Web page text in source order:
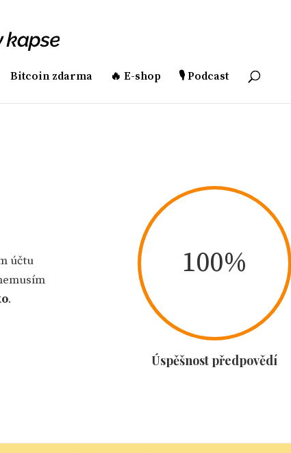
Bitcoin zdarma 🔥 E-shop 🎙️ Podcast
účtu
.
100%
Úspěšnost předpovědí